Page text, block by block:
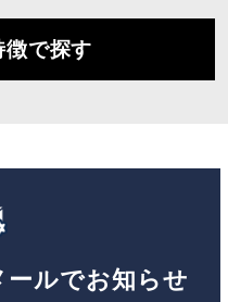
徴で探す
ールでお知らせ